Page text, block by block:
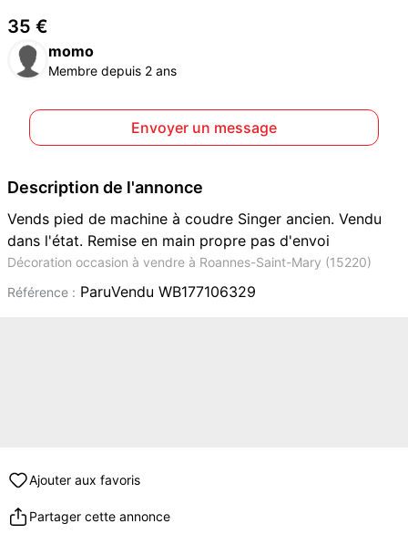
35 €
momo
Membre depuis 2 ans
Envoyer un message
Description de l'annonce
Vends pied de machine à coudre Singer ancien. Vendu
dans l'état. Remise en main propre pas d'envoi
Décoration occasion à vendre à Roannes-Saint-Mary (15220)
Référence : ParuVendu WB177106329
Ajouter aux favoris
Partager cette annonce